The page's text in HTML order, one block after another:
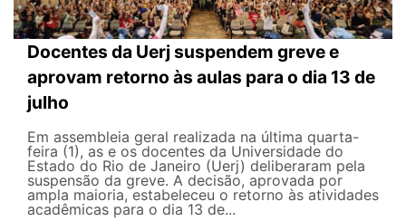
Docentes da Uerj suspendem greve e
aprovam retorno às aulas para o dia 13 de
julho
Em assembleia geral realizada na última quarta-
feira (1), as e os docentes da Universidade do
Estado do Rio de Janeiro (Uerj) deliberaram pela
suspensão da greve. A decisão, aprovada por
ampla maioria, estabeleceu o retorno às atividades
acadêmicas para o dia 13 de...